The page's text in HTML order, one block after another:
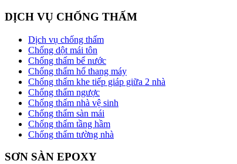
DỊCH VỤ CHỐNG THẤM
Dịch vụ chống thấm
Chống dột mái tôn
Chống thấm bể nước
Chống thấm hố thang máy
Chống thấm khe tiếp giáp giữa 2 nhà
Chống thấm ngược
Chống thấm nhà vệ sinh
Chống thấm sàn mái
Chống thấm tầng hầm
Chống thấm tường nhà
SƠN SÀN EPOXY